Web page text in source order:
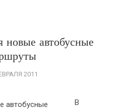
новые автобусные
2011
В